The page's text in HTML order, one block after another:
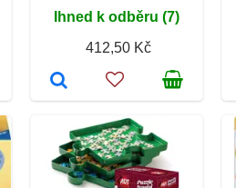
Ihned k odběru (7)
412,50 Kč